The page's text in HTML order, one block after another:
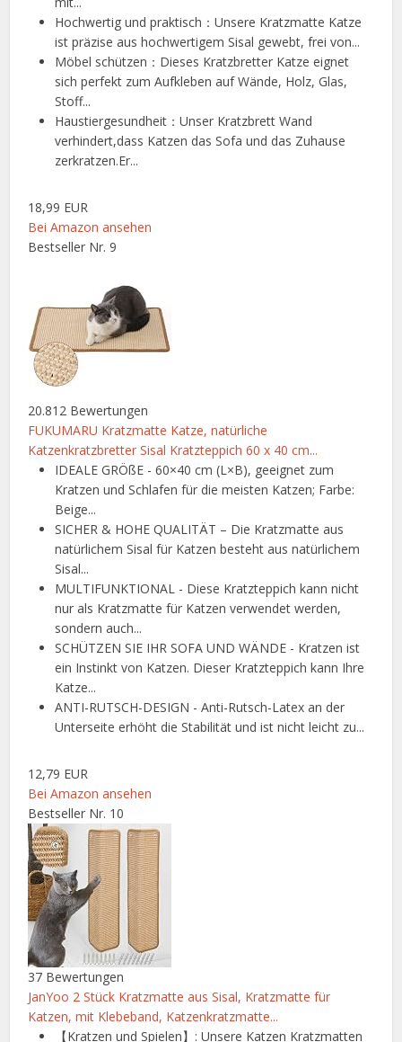
Hochwertig und praktisch：Unsere Kratzmatte Katze
ist präzise aus hochwertigem Sisal gewebt, frei von...
Möbel schützen：Dieses Kratzbretter Katze eignet
sich perfekt zum Aufkleben auf Wände, Holz, Glas,
Stoff...
Haustiergesundheit：Unser Kratzbrett Wand
verhindert,dass Katzen das Sofa und das Zuhause
zerkratzen.Er...
18,99 EUR
Bei Amazon ansehen
Bestseller Nr. 9
20.812 Bewertungen
FUKUMARU Kratzmatte Katze, natürliche
Katzenkratzbretter Sisal Kratzteppich 60 x 40 cm...
IDEALE GRÖßE - 60×40 cm (L×B), geeignet zum
Kratzen und Schlafen für die meisten Katzen; Farbe:
Beige...
SICHER & HOHE QUALITÄT – Die Kratzmatte aus
natürlichem Sisal für Katzen besteht aus natürlichem
Sisal...
MULTIFUNKTIONAL - Diese Kratzteppich kann nicht
nur als Kratzmatte für Katzen verwendet werden,
sondern auch...
SCHÜTZEN SIE IHR SOFA UND WÄNDE - Kratzen ist
ein Instinkt von Katzen. Dieser Kratzteppich kann Ihre
Katze...
ANTI-RUTSCH-DESIGN - Anti-Rutsch-Latex an der
Unterseite erhöht die Stabilität und ist nicht leicht zu...
12,79 EUR
Bei Amazon ansehen
Bestseller Nr. 10
37 Bewertungen
JanYoo 2 Stück Kratzmatte aus Sisal, Kratzmatte für
Katzen, mit Klebeband, Katzenkratzmatte...
【Kratzen und Spielen】: Unsere Katzen Kratzmatten